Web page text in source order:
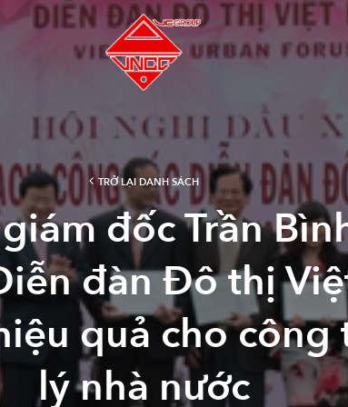
TRỞ LẠI DANH SÁCH
đốc Trần
đàn Đô thị
quả cho công
lý nhà nước